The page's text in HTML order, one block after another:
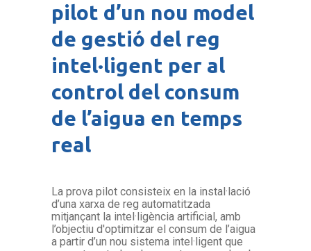
pilot d’un nou model
de gestió del reg
intel·ligent per al
control del consum
de l’aigua en temps
real
La prova pilot consisteix en la instal·lació
d’una xarxa de reg automatitzada
mitjançant la intel·ligència artificial, amb
l’objectiu d'optimitzar el consum de l’aigua
a partir d’un nou sistema intel·ligent que